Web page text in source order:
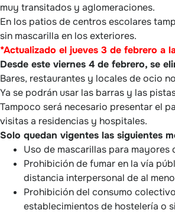
muy transitados y aglomeraciones.
En los patios de centros escolares
sin mascarilla en los exteriores.
*Actualizado el jueves 3 de febrero a
Desde este viernes 4 de febrero, se
Bares, restaurantes y locales de ocio
Ya se podrán usar las barras y las
Tampoco será necesario presentar el
visitas a residencias y hospitales.
Solo quedan vigentes las siguientes
Uso de mascarillas para mayores
Prohibición de fumar en la vía
distancia interpersonal de al
Prohibición del consumo
establecimientos de hostelería o